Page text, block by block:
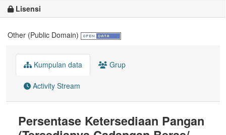
Lisensi
Other (Public Domain)
Kumpulan data Grup
Activity Stream
Persentase Ketersediaan Pangan